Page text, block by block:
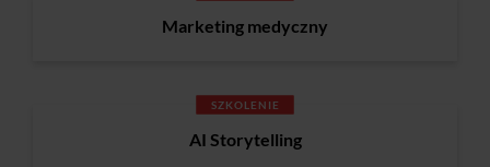
Marketing medyczny
SZKOLENIE
AI Storytelling